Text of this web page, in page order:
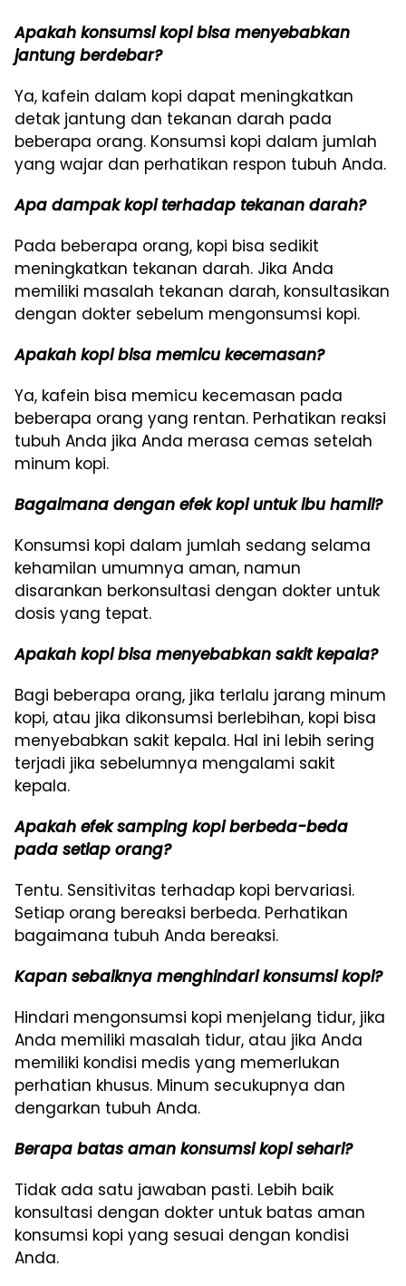
Apakah konsumsi kopi bisa menyebabkan
jantung berdebar?
Ya, kafein dalam kopi dapat meningkatkan
detak jantung dan tekanan darah pada
beberapa orang. Konsumsi kopi dalam jumlah
yang wajar dan perhatikan respon tubuh Anda.
Apa dampak kopi terhadap tekanan darah?
Pada beberapa orang, kopi bisa sedikit
meningkatkan tekanan darah. Jika Anda
memiliki masalah tekanan darah, konsultasikan
dengan dokter sebelum mengonsumsi kopi.
Apakah kopi bisa memicu kecemasan?
Ya, kafein bisa memicu kecemasan pada
beberapa orang yang rentan. Perhatikan reaksi
tubuh Anda jika Anda merasa cemas setelah
minum kopi.
Bagaimana dengan efek kopi untuk ibu hamil?
Konsumsi kopi dalam jumlah sedang selama
kehamilan umumnya aman, namun
disarankan berkonsultasi dengan dokter untuk
dosis yang tepat.
Apakah kopi bisa menyebabkan sakit kepala?
Bagi beberapa orang, jika terlalu jarang minum
kopi, atau jika dikonsumsi berlebihan, kopi bisa
menyebabkan sakit kepala. Hal ini lebih sering
terjadi jika sebelumnya mengalami sakit
kepala.
Apakah efek samping kopi berbeda-beda
pada setiap orang?
Tentu. Sensitivitas terhadap kopi bervariasi.
Setiap orang bereaksi berbeda. Perhatikan
bagaimana tubuh Anda bereaksi.
Kapan sebaiknya menghindari konsumsi kopi?
Hindari mengonsumsi kopi menjelang tidur, jika
Anda memiliki masalah tidur, atau jika Anda
memiliki kondisi medis yang memerlukan
perhatian khusus. Minum secukupnya dan
dengarkan tubuh Anda.
Berapa batas aman konsumsi kopi sehari?
Tidak ada satu jawaban pasti. Lebih baik
konsultasi dengan dokter untuk batas aman
konsumsi kopi yang sesuai dengan kondisi
Anda.